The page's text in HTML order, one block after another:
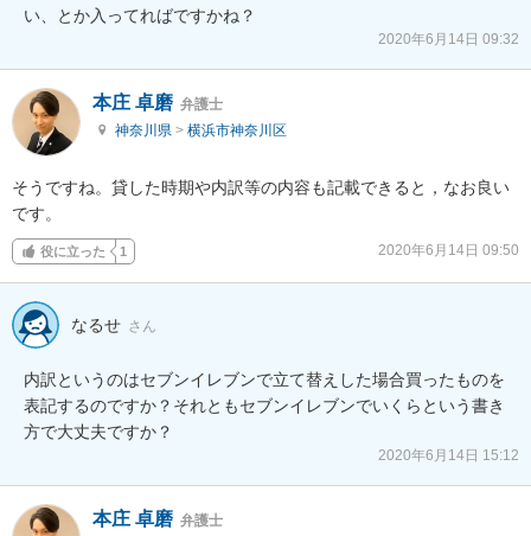
い、とか入ってればですかね？
2020年6月14日 09:32
本庄 卓磨 弁護士
神奈川県 > 横浜市神奈川区
そうですね。貸した時期や内訳等の内容も記載できると，なお良い
です。
役に立った 1 2020年6月14日 09:50
なるせ さん
内訳というのはセブンイレブンで立て替えした場合買ったものを
表記するのですか？それともセブンイレブンでいくらという書き
方で大丈夫ですか？
2020年6月14日 15:12
本庄 卓磨 弁護士